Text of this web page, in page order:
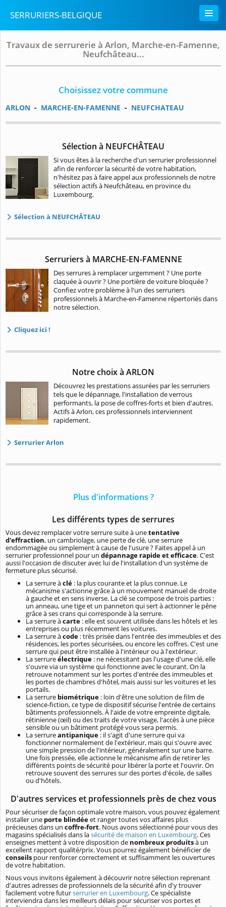
SERRURIERS-BELGIQUE
Travaux de serrurerie à Arlon, Marche-en-Famenne,
Neufchâteau...
Choisissez votre commune
ARLON - MARCHE-EN-FAMENNE - NEUFCHATEAU
Sélection à NEUFCHÂTEAU
Si vous êtes à la recherche d'un serrurier professionnel
afin de renforcer la sécurité de votre habitation,
n'hésitez pas à faire appel aux professionnels de notre
sélection actifs à Neufchâteau, en province du
Luxembourg.
Sélection à NEUFCHÂTEAU
Serruriers à MARCHE-EN-FAMENNE
Des serrures à remplacer urgemment ? Une porte
claquée à ouvrir ? Une portière de voiture bloquée ?
Confiez votre problème à l'un des serruriers
professionnels à Marche-en-Famenne répertoriés dans
notre sélection.
Cliquez ici !
Notre choix à ARLON
Découvrez les prestations assurées par les serruriers
tels que le dépannage, l'installation de verrous
performants, la pose de coffres-forts et bien d'autres.
Actifs à Arlon, ces professionnels interviennent
rapidement.
Serrurier Arlon
Plus d'informations ?
Les différents types de serrures
Vous devez remplacer votre serrure suite à unetentative
d'effraction, un cambriolage, une perte de clé, une serrure
endommagée ou simplement à cause de l'usure ? Faites appel à un
serrurier professionnel pour un dépannage rapide et efficace. C'est
aussi l'occasion de discuter avec lui de l'installation d'un système de
fermeture plus sécurisé.
La serrure àclé : la plus courante et la plus connue. Le
mécanisme s'actionne grâce à un mouvement manuel de droite
à gauche et en sens inverse. La clé se compose de trois parties :
un anneau, une tige et un panneton qui sert à actionner le pêne
grâce à ses crans qui corresponde à la serrure.
La serrure àcarte : elle est souvent utilisée dans les hôtels et les
entreprises ou plus récemment les voitures.
La serrure àcode : très prisée dans l'entrée des immeubles et des
résidences, les portes sécurisées, ou encore les coffres. C'est une
serrure qui peut être installée à l'intérieur ou à l'extérieur.
La serrureélectrique : ne nécessitant pas l'usage d'une clé, elle
s'ouvre via un système qui fonctionne avec le courant. On la
retrouve notamment sur les portes d'entrée des immeubles et
les portes de chambres d'hôtel, mais aussi sur les voitures et les
portails.
La serrure biométrique : loin d'être une solution de film de
science-fiction, ce type de dispositif sécurise l'entrée de certains
bâtiments professionnels. À l'aide de votre empreinte digitale,
rétinienne (œil) ou des traits de votre visage, l'accès à une pièce
sensible ou un bâtiment protégé vous sera permis.
La serrureantipanique : il s'agit d'une serrure qui va
fonctionner normalement de l'extérieur, mais qui s'ouvre avec
une simple pression de l'intérieur, généralement sur une barre.
Une fois pressée, elle actionne le mécanisme afin de retirer les
différents points de sécurité pour libérer la porte et l'ouvrir. On
retrouve souvent des serrures sur des portes d'école, de salles
ou d'hôtels.
D'autres services et professionnels près de chez vous
Pour sécuriser de façon optimale votre maison, vous pouvez également
installer une porte blindéeet ranger toutes vos affaires plus
précieuses dans un coffre-fort. Nous avons sélectionné pour vous des
magasins spécialisés dans lasécurité de maison en Luxembourg. Ces
enseignes mettent à votre disposition de nombreux produitsà un
excellent rapport qualité/prix. Vous pourrez également bénéficier de
conseils pour renforcer correctement et suffisamment les ouvertures
de votre habitation.
Nous vous invitons également à découvrir notre sélection reprenant
d'autres adresses de professionnels de la sécurité afin d'y trouver
facilement votre futurserrurier en Luxembourg. Ce spécialiste
interviendra dans les meilleurs délais pour sécuriser vos portes et